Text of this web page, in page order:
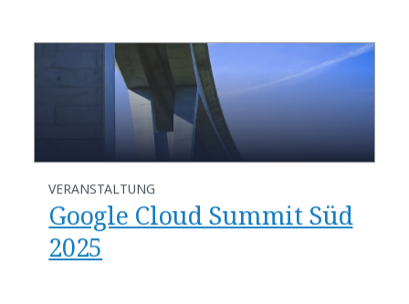
VERANSTALTUNG
Google Cloud Summit Süd
2025